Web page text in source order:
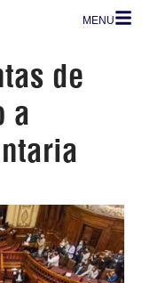
MENU
de
a